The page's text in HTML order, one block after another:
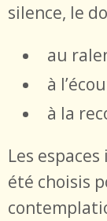
silence, le
au
à
à la
Les
été choisis